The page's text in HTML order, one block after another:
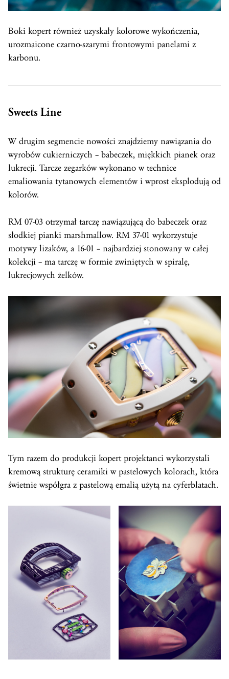
Boki kopert również uzyskały kolorowe wykończenia,
urozmaicone czarno-szarymi frontowymi panelami z
karbonu.
Sweets Line
W drugim segmencie nowości znajdziemy nawiązania do
wyrobów cukierniczych – babeczek, miękkich pianek oraz
lukrecji. Tarcze zegarków wykonano w technice
emaliowania tytanowych elementów i wprost eksplodują od
kolorów.
RM 07-03 otrzymał tarczę nawiązującą do babeczek oraz
słodkiej pianki marshmallow. RM 37-01 wykorzystuje
motywy lizaków, a 16-01 – najbardziej stonowany w całej
kolekcji – ma tarczę w formie zwiniętych w spiralę,
lukrecjowych żelków.
Tym razem do produkcji kopert projektanci wykorzystali
kremową strukturę ceramiki w pastelowych kolorach, która
świetnie współgra z pastelową emalią użytą na cyferblatach.